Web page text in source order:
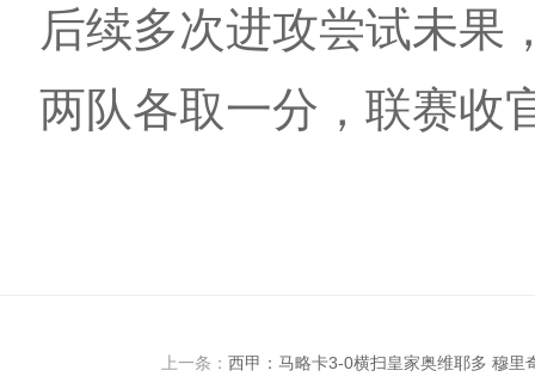
后续多次进攻尝试未果
两队各取一分，联赛收
上一条： 西甲：马略卡3-0横扫皇家奥维耶多 穆里